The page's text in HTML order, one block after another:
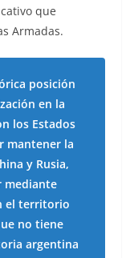
que
Armadas.
posición
en la
los Estados
mantener la
y Rusia,
mediante
el territorio
no tiene
argentina